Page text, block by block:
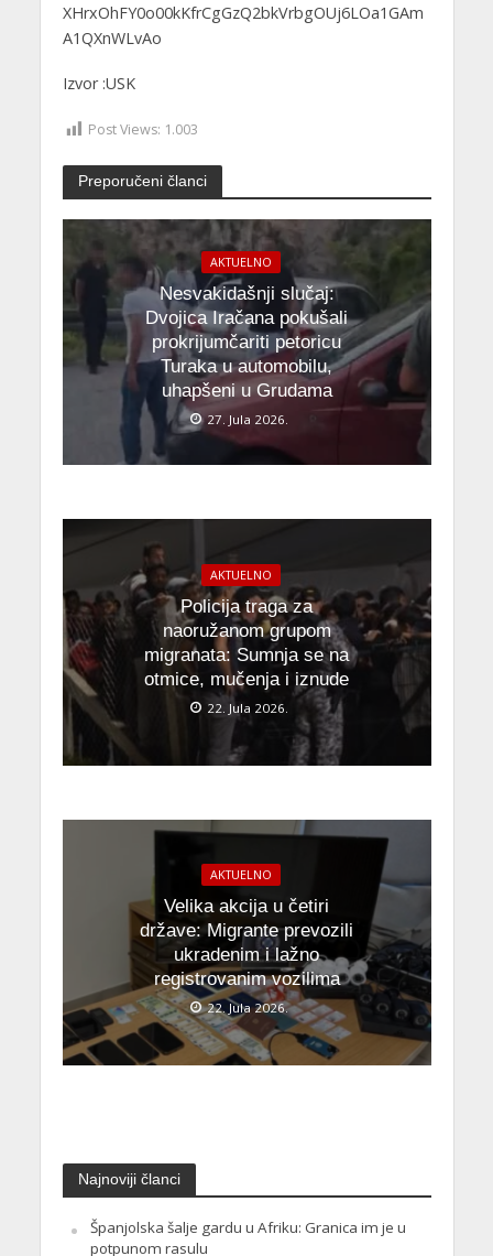
XHrxOhFY0o00kKfrCgGzQ2bkVrbgOUj6LOa1GAm
A1QXnWLvAo
Izvor :USK
Post Views: 1.003
Preporučeni članci
AKTUELNO
Nesvakidašnji slučaj:
Dvojica Iračana pokušali
prokrijumčariti petoricu
Turaka u automobilu,
uhapšeni u Grudama
27. Jula 2026.
AKTUELNO
Policija traga za
naoružanom grupom
migranata: Sumnja se na
otmice, mučenja i iznude
22. Jula 2026.
AKTUELNO
Velika akcija u četiri
države: Migrante prevozili
ukradenim i lažno
registrovanim vozilima
22. Jula 2026.
Najnoviji članci
Španjolska šalje gardu u Afriku: Granica im je u
potpunom rasulu